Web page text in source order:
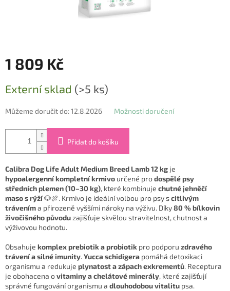
1 809 Kč
cena:
Externí sklad (>5 ks)
Můžeme doručit do:12.8.2026 Možnosti doručení
Přidat do košíku
Calibra Dog Life Adult Medium Breed Lamb 12 kg je
hypoalergenní kompletní krmivo určené prodospělé psy
středních plemen (10–30 kg), které kombinuje chutné jehněčí
maso s rýží🐶🍖. Krmivo je ideální volbou pro psy scitlivým
tráveníma přirozeně vyššími nároky na výživu. Díky80 % bílkovin
živočišného původuzajišťuje skvělou stravitelnost, chutnost a
výživovou hodnotu.
Obsahuje komplex prebiotik a probiotik pro podporu zdravého
trávení a silné imunity. Yucca schidigera pomáhá detoxikaci
organismu a redukuje plynatost a zápach exkrementů. Receptura
je obohacena ovitaminy a chelátové minerály, které zajišťují
správné fungování organismu a dlouhodobou vitalitu psa.